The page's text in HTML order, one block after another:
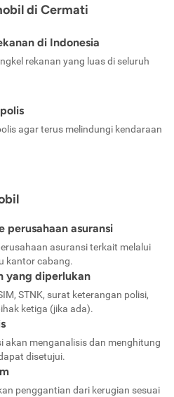
di Cermati
di Indonesia
rekanan yang luas di seluruh
agar terus melindungi kendaraan
perusahaan asuransi
asuransi terkait melalui
kantor cabang.
yang diperlukan
STNK, surat keterangan polisi,
ketiga (jika ada).
akan menganalisis dan menghitung
disetujui.
penggantian dari kerugian sesuai